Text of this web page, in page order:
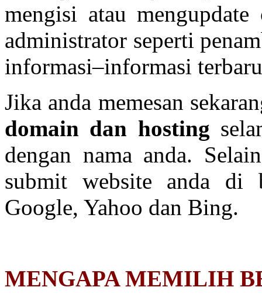
mengisi atau
administrator seperti
informasi–informasi
Jika anda memesan
domain dan hosting
dengan nama anda.
submit website anda di
Google, Yahoo dan Bing.
MENGAPA MEMILIH